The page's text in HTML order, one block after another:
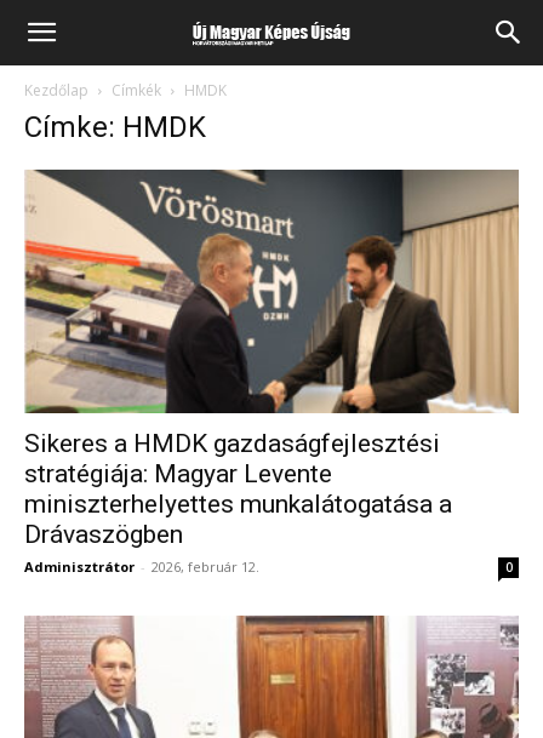
Kezdőlap Címkék HMDK
Címke: HMDK
Sikeres a HMDK gazdaságfejlesztési
stratégiája: Magyar Levente
miniszterhelyettes munkalátogatása a
Drávaszögben
Adminisztrátor - 2026, február 12. 0